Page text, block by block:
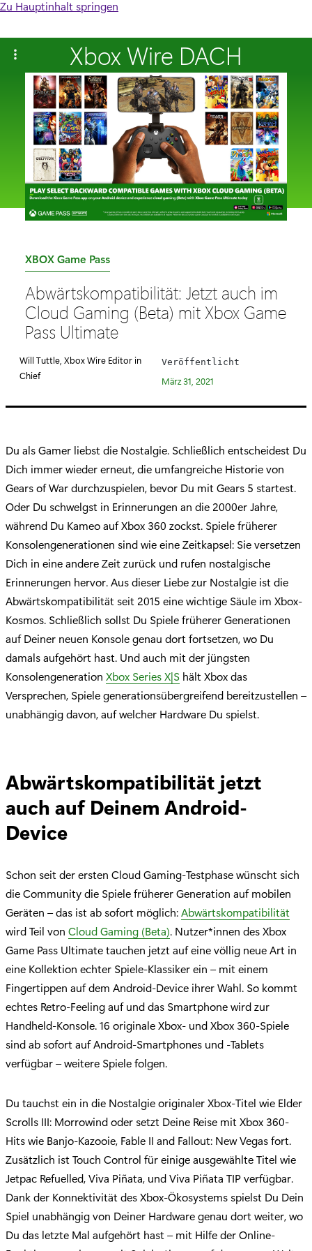
Zu Hauptinhalt springen
Xbox Wire DACH
K
t
e
g
r
e
XBOX Game Pass
Abwärtskompatibilität: Jetzt auch im
Cloud Gaming (Beta) mit Xbox Game
Pass Ultimate
Will Tuttle, Xbox Wire Editor in
Chief
Veröffentlicht
März 31, 2021
Du als Gamer liebst die Nostalgie. Schließlich entscheidest Du
Dich immer wieder erneut, die umfangreiche Historie von
Gears of War durchzuspielen, bevor Du mit Gears 5 startest.
Oder Du schwelgst in Erinnerungen an die 2000er Jahre,
während Du Kameo auf Xbox 360 zockst. Spiele früherer
Konsolengenerationen sind wie eine Zeitkapsel: Sie versetzen
Dich in eine andere Zeit zurück und rufen nostalgische
Erinnerungen hervor. Aus dieser Liebe zur Nostalgie ist die
Abwärtskompatibilität seit 2015 eine wichtige Säule im Xbox-
Kosmos. Schließlich sollst Du Spiele früherer Generationen
auf Deiner neuen Konsole genau dort fortsetzen, wo Du
damals aufgehört hast. Und auch mit der jüngsten
Konsolengeneration Xbox Series X|S hält Xbox das
Versprechen, Spiele generationsübergreifend bereitzustellen –
unabhängig davon, auf welcher Hardware Du spielst.
Abwärtskompatibilität jetzt
auch auf Deinem Android-
Device
Schon seit der ersten Cloud Gaming-Testphase wünscht sich
die Community die Spiele früherer Generation auf mobilen
Geräten – das ist ab sofort möglich:Abwärtskompatibilität
wird Teil von Cloud Gaming (Beta). Nutzer*innen des Xbox
Game Pass Ultimate tauchen jetzt auf eine völlig neue Art in
eine Kollektion echter Spiele-Klassiker ein – mit einem
Fingertippen auf dem Android-Device ihrer Wahl. So kommt
echtes Retro-Feeling auf und das Smartphone wird zur
Handheld-Konsole. 16 originale Xbox- und Xbox 360-Spiele
sind ab sofort auf Android-Smartphones und -Tablets
verfügbar – weitere Spiele folgen.
Du tauchst ein in die Nostalgie originaler Xbox-Titel wie Elder
Scrolls III: Morrowind oder setzt Deine Reise mit Xbox 360-
Hits wie Banjo-Kazooie, Fable II and Fallout: New Vegas fort.
Zusätzlich ist Touch Control für einige ausgewählte Titel wie
Jetpac Refuelled, Viva Piñata, und Viva Piñata TIP verfügbar.
Dank der Konnektivität des Xbox-Ökosystems spielst Du Dein
Spiel unabhängig von Deiner Hardware genau dort weiter, wo
Du das letzte Mal aufgehört hast – mit Hilfe der Online-